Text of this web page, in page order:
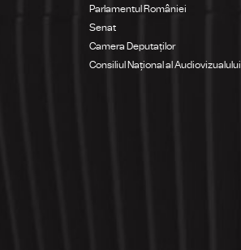
Parlamentul României
Senat
Camera Deputaților
Consiliul Național al Audiovizualului